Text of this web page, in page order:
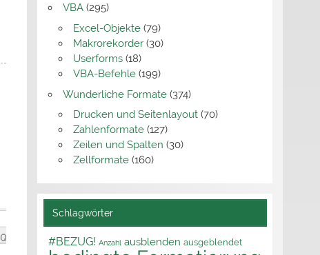
VBA(295)
Excel-Objekte (79)
Makrorekorder (30)
Userforms (18)
VBA-Befehle (199)
Wunderliche Formate(374)
Drucken und Seitenlayout (70)
Zahlenformate (127)
Zeilen und Spalten (30)
Zellformate (160)
Schlagwörter
#BEZUG! Anzahl ausblenden ausgeblendet